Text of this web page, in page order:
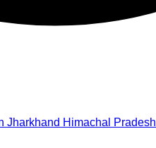
Jharkhand Himachal Pradesh